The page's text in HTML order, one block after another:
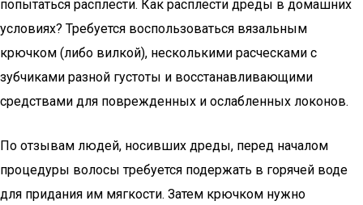
попытаться расплести. Как расплести дреды в домашних
условиях? Требуется воспользоваться вязальным
крючком (либо вилкой), несколькими расческами с
зубчиками разной густоты и восстанавливающими
средствами для поврежденных и ослабленных локонов.
По отзывам людей, носивших дреды, перед началом
процедуры волосы требуется подержать в горячей воде
для придания им мягкости. Затем крючком нужно